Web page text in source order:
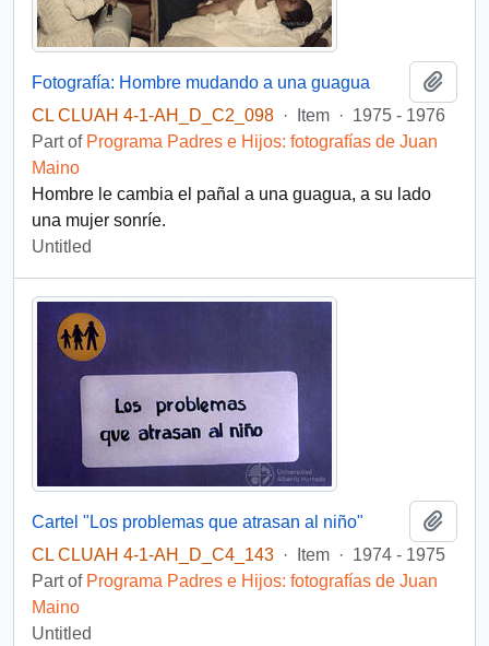
Fotografía: Hombre mudando a una guagua
CL CLUAH 4-1-AH_D_C2_098 · Item · 1975 - 1976
Part of Programa Padres e Hijos: fotografías de Juan
Maino
Hombre le cambia el pañal a una guagua, a su lado
una mujer sonríe.
Untitled
Cartel "Los problemas que atrasan al niño"
CL CLUAH 4-1-AH_D_C4_143 · Item · 1974 - 1975
Part of Programa Padres e Hijos: fotografías de Juan
Maino
Untitled